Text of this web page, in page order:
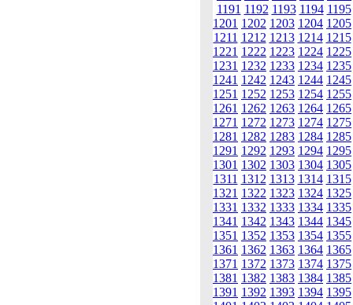
1191 1192 1193 1194 1195
1201 1202 1203 1204 1205
1211 1212 1213 1214 1215
1221 1222 1223 1224 1225
1231 1232 1233 1234 1235
1241 1242 1243 1244 1245
1251 1252 1253 1254 1255
1261 1262 1263 1264 1265
1271 1272 1273 1274 1275
1281 1282 1283 1284 1285
1291 1292 1293 1294 1295
1301 1302 1303 1304 1305
1311 1312 1313 1314 1315
1321 1322 1323 1324 1325
1331 1332 1333 1334 1335
1341 1342 1343 1344 1345
1351 1352 1353 1354 1355
1361 1362 1363 1364 1365
1371 1372 1373 1374 1375
1381 1382 1383 1384 1385
1391 1392 1393 1394 1395